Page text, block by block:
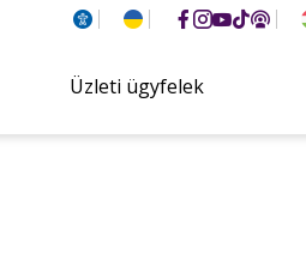
Üzleti ügyfelek